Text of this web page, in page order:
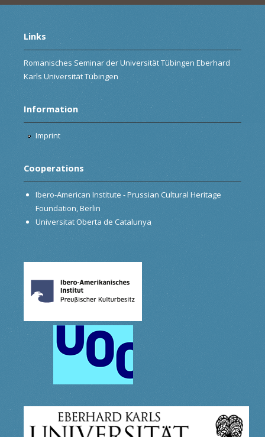
Links
Romanisches Seminar der Universität Tübingen Eberhard
Karls Universität Tübingen
Information
Imprint
Cooperations
Ibero-American Institute - Prussian Cultural Heritage
Foundation, Berlin
Universitat Oberta de Catalunya